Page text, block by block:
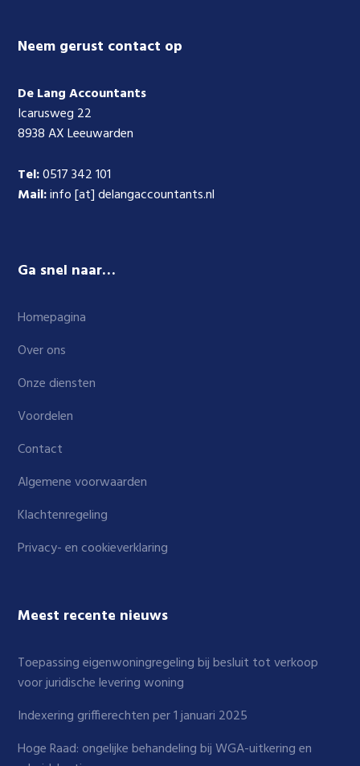
Footer
Neem gerust contact op
De Lang Accountants
Icarusweg 22
8938 AX Leeuwarden
Tel:0517 342 101
Mail:info [at] delangaccountants.nl
Ga snel naar…
Homepagina
Over ons
Onze diensten
Voordelen
Contact
Algemene voorwaarden
Klachtenregeling
Privacy- en cookieverklaring
Meest recente nieuws
Toepassing eigenwoningregeling bij besluit tot verkoop
voor juridische levering woning
Indexering griffierechten per 1 januari 2025
Hoge Raad: ongelijke behandeling bij WGA-uitkering en